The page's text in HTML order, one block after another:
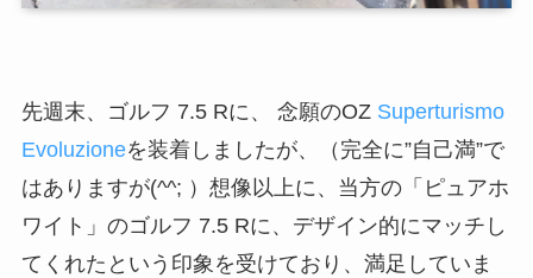
先週末、ゴルフ 7.5 Rに、 念願のOZ Superturismo
Evoluzioneを装着しましたが、（完全に”自己満”で
はありますが(^^; ）想像以上に、当方の「ピュアホ
ワイト」のゴルフ 7.5 Rに、デザイン的にマッチし
てくれたという印象を受けており、満足していま